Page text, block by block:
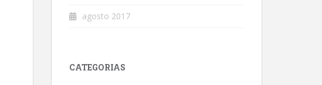
agosto 2017
CATEGORIAS